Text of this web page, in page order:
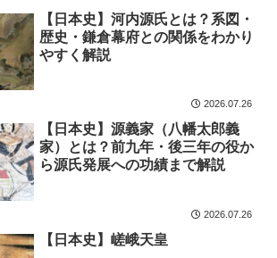
【日本史】河内源氏とは？系図・
歴史・鎌倉幕府との関係をわかり
やすく解説
2026.07.26
【日本史】源義家（八幡太郎義
家）とは？前九年・後三年の役か
ら源氏発展への功績まで解説
2026.07.26
【日本史】嵯峨天皇